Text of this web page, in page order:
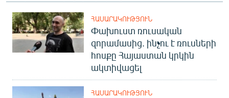
ՀԱՍԱՐԱԿՈՒԹՅՈՒՆ
Փախուստ ռուսական
զորամասից. ինչու է ռուսների
հոսքը Հայաստան կրկին
ակտիվացել
ՀԱՍԱՐԱԿՈՒԹՅՈՒՆ